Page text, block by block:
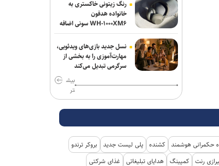
رنگ زیتونی خاکستری به
خانواده هدفون
WH-۱۰۰۰XM۶ سونی اضافه
شد
نسل جدید بازی‌های ویدئویی،
مهارت‌آموزی را به بخشی از
سرگرمی تبدیل می‌کند
بیش
تر
حکمرانی هوشمند کشنده پلی لیست جدید
بروکر ترندو
رنت کمپینگ هدایای تبلیغاتی غذای شرکتی